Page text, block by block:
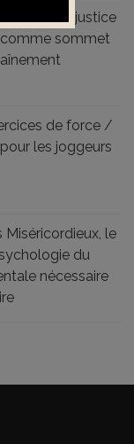
de la justice
sommet
de force /
les joggeurs
Miséricordieux, le
du
nécessaire